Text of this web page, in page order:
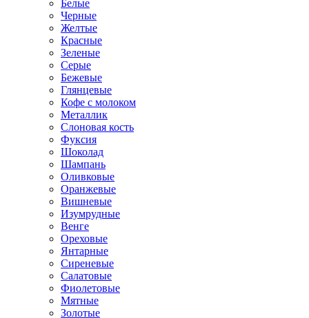
Белые
Черные
Желтые
Красные
Зеленые
Серые
Бежевые
Глянцевые
Кофе с молоком
Металлик
Слоновая кость
Фуксия
Шоколад
Шампань
Оливковые
Оранжевые
Вишневые
Изумрудные
Венге
Ореховые
Янтарные
Сиреневые
Салатовые
Фиолетовые
Мятные
Золотые